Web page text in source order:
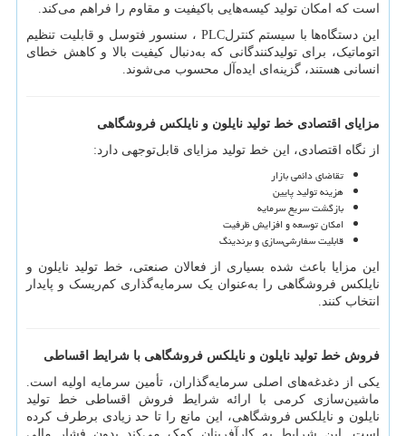
است که امکان تولید کیسه‌هایی باکیفیت و مقاوم را فراهم می‌کند.
این دستگاه‌ها با سیستم کنترلPLC ، سنسور فتوسل و قابلیت تنظیم
اتوماتیک، برای تولیدکنندگانی که به‌دنبال کیفیت بالا و کاهش خطای
انسانی هستند، گزینه‌ای ایده‌آل محسوب می‌شوند.
مزایای اقتصادی خط تولید نایلون و نایلکس فروشگاهی
از نگاه اقتصادی، این خط تولید مزایای قابل‌توجهی دارد:
تقاضای دائمی بازار
هزینه تولید پایین
بازگشت سریع سرمایه
امکان توسعه و افزایش ظرفیت
قابلیت سفارشی‌سازی و برندینگ
این مزایا باعث شده بسیاری از فعالان صنعتی، خط تولید نایلون و
نایلکس فروشگاهی را به‌عنوان یک سرمایه‌گذاری کم‌ریسک و پایدار
انتخاب کنند.
فروش خط تولید نایلون و نایلکس فروشگاهی با شرایط اقساطی
یکی از دغدغه‌های اصلی سرمایه‌گذاران، تأمین سرمایه اولیه است.
ماشین‌سازی کرمی با ارائه شرایط فروش اقساطی خط تولید
نایلون و نایلکس فروشگاهی، این مانع را تا حد زیادی برطرف کرده